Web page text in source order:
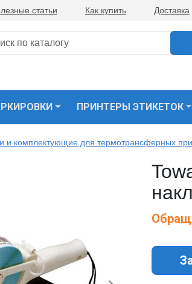
статьи Как купить Доставка
ПРИНТЕРЫ ЭТИКЕТОК
и комплектующие для термотрансферных